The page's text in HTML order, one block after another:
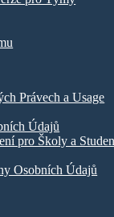
Právech a Usage
Údajů
pro Školy a
Osobních Údajů